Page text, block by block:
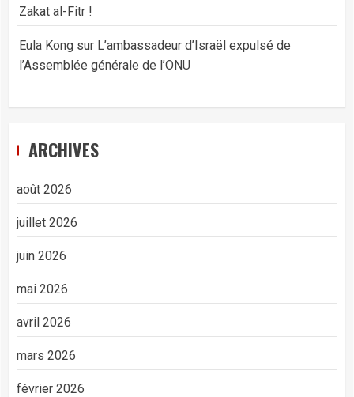
Zakat al-Fitr !
Eula Kong sur L’ambassadeur d’Israël expulsé de
l’Assemblée générale de l’ONU
ARCHIVES
août 2026
juillet 2026
juin 2026
mai 2026
avril 2026
mars 2026
février 2026